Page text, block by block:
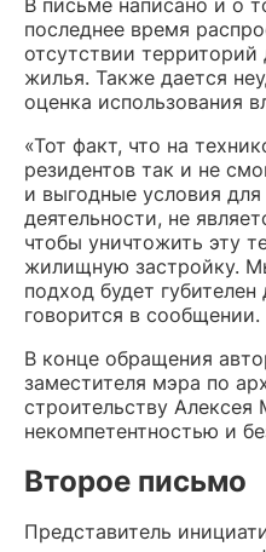
последнее время
отсутствии территорий
жилья. Также дается
оценка использования
«Тот факт, что на
резидентов так и не
и выгодные условия
деятельности, не
чтобы уничтожить эту
жилищную застройку.
подход будет
говорится в сообщении.
В конце обращения
заместителя мэра по
строительству Алексея
некомпетентностью и
Второе письмо
Представитель